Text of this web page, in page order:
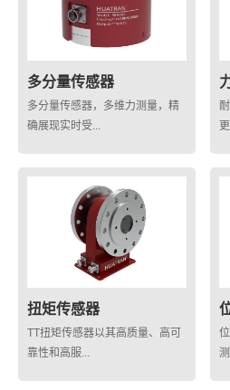
多分量传感器
多分量传感器，多维力测量，精
确展现实时受...
扭矩传感器
TT扭矩传感器以其高质量、高可
靠性和高服...